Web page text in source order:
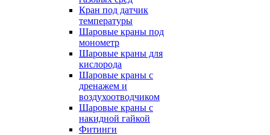
Кран под датчик
температуры
Шаровые краны под
монометр
Шаровые краны для
кислорода
Шаровые краны с
дренажем и
воздухоотводчиком
Шаровые краны с
накидной гайкой
Фитинги